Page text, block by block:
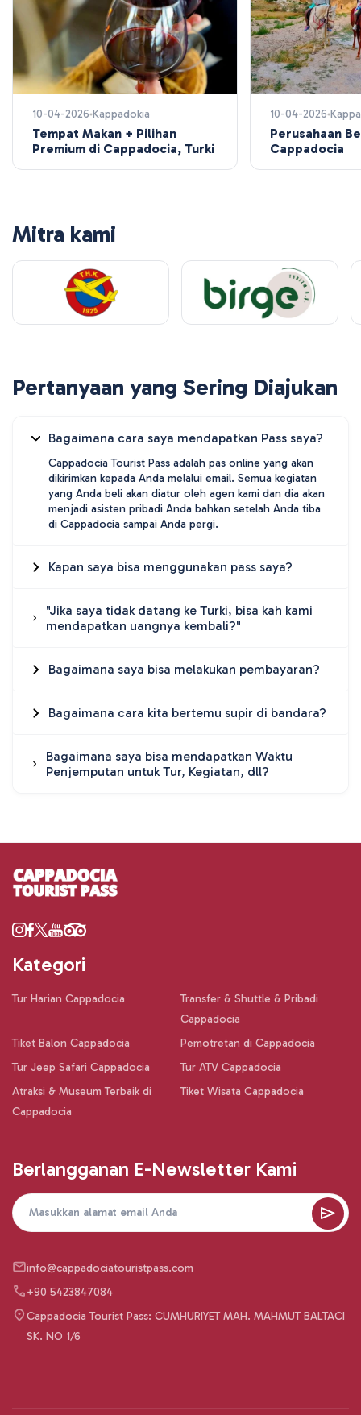
10-04-2026 Kappadokia
Tempat Makan + Pilihan
Premium di Cappadocia, Turki
10-04-2026
Perusahaan
Cappadocia
Mitra kami
Pertanyaan yang Sering Diajukan
Bagaimana cara saya mendapatkan Pass saya?
Cappadocia Tourist Pass adalah pas online yang akan
dikirimkan kepada Anda melalui email. Semua kegiatan
yang Anda beli akan diatur oleh agen kami dan dia akan
menjadi asisten pribadi Anda bahkan setelah Anda tiba
di Cappadocia sampai Anda pergi.
Kapan saya bisa menggunakan pass saya?
"Jika saya tidak datang ke Turki, bisa kah kami
mendapatkan uangnya kembali?"
Bagaimana saya bisa melakukan pembayaran?
Bagaimana cara kita bertemu supir di bandara?
Bagaimana saya bisa mendapatkan Waktu
Penjemputan untuk Tur, Kegiatan, dll?
Kategori
Tur Harian Cappadocia
Transfer & Shuttle & Pribadi
Cappadocia
Tiket Balon Cappadocia
Pemotretan di Cappadocia
Tur Jeep Safari Cappadocia
Tur ATV Cappadocia
Atraksi & Museum Terbaik di
Cappadocia
Tiket Wisata Cappadocia
Berlangganan E-Newsletter Kami
info@cappadociatouristpass.com
+90 5423847084
Cappadocia Tourist Pass: CUMHURIYET MAH. MAHMUT BALTACI
SK. NO 1/6